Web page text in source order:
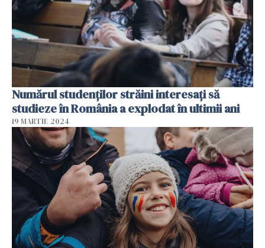
Numărul studenților străini interesați să
studieze în România a explodat în ultimii ani
19 MARTIE 2024